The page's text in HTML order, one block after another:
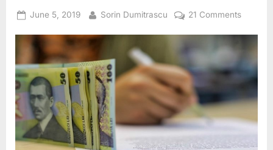
Posted
June 5, 2019 By
Sorin Dumitrascu 21 Commentson
umane
din
de